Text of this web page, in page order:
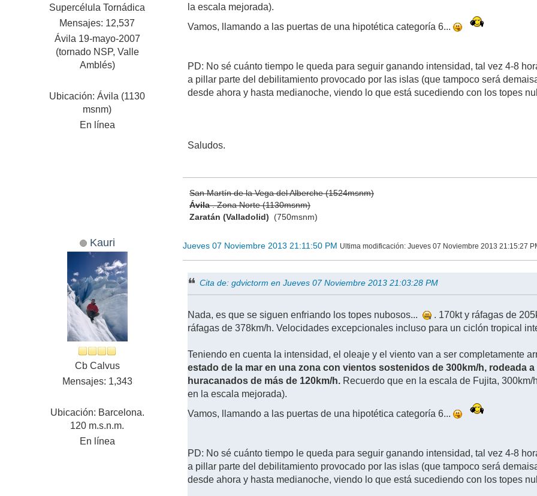
Supercélula Tornádica
Mensajes: 12,537
Ávila 19-mayo-2007
(tornado NSP, Valle
Amblés)
Ubicación: Ávila (1130
msnm)
En línea
la escala mejorada).
Vamos, llamando a las puertas de una hipotética categoría 6...
PD: No sé cuánto tiempo le queda para seguir ganando intensidad, tal vez 4-8
a pillar parte del debilitamiento provocado por las islas (que tampoco será
desde ahora y hasta medianoche, viendo lo que está sucediendo con los topes
Saludos.
San Martín de la Vega del Alberche (1524msnm)
Ávila. Zona Norte (1130msnm)
Zaratán (Valladolid) (750msnm)
Kauri
Cb Calvus
Mensajes: 1,343
Ubicación: Barcelona.
120 m.s.n.m.
En línea
Jueves 07 Noviembre 2013 21:11:50 PM Ultima modificación: Jueves 07 Noviembre 2013 21:15:27
Cita de: gdvictorm en Jueves 07 Noviembre 2013 21:03:28 PM
Nada, es que se siguen enfriando los topes nubosos...
. 170kt y ráfagas de
ráfagas de 378km/h. Velocidades excepcionales incluso para un ciclón tropical
Teniendo en cuenta la intensidad, el oleaje y el viento van a ser completamente
estado de la mar en una zona con vientos sostenidos de 300km/h, rodeada
huracanados de más de 120km/h. Recuerdo que en la escala de Fujita,
en la escala mejorada).
Vamos, llamando a las puertas de una hipotética categoría 6...
PD: No sé cuánto tiempo le queda para seguir ganando intensidad, tal vez 4-8
a pillar parte del debilitamiento provocado por las islas (que tampoco será
desde ahora y hasta medianoche, viendo lo que está sucediendo con los topes